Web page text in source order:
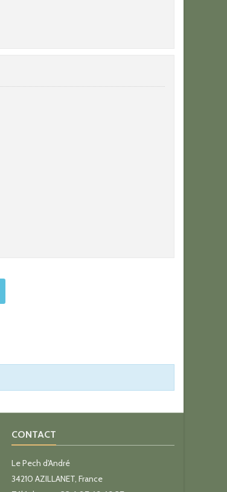
CONTACT
Le Pech d'André
34210 AZILLANET, France